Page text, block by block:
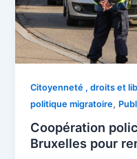
Citoyenneté , droits et
politique migratoire,
Coopération
Bruxelles pour